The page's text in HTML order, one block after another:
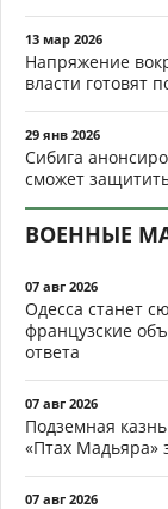
13 мар 2026
Напряжение
власти готовят
29 янв 2026
Сибига
сможет
ВОЕННЫЕ
07 авг 2026
Одесса станет
французские
ответа
07 авг 2026
Подземная
«Птах Мадьяра»
07 авг 2026